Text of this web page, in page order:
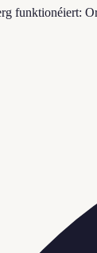
funktionéiert: